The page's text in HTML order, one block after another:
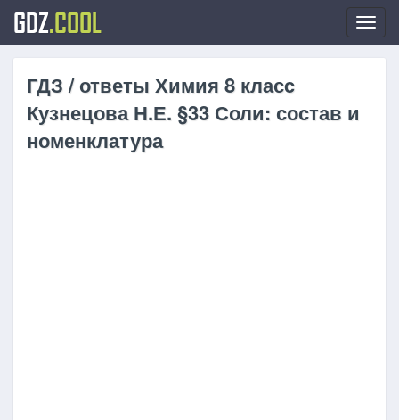
GDZ.COOL
ГДЗ / ответы Химия 8 класc
Кузнецова Н.Е. §33 Соли: состав и
номенклатура